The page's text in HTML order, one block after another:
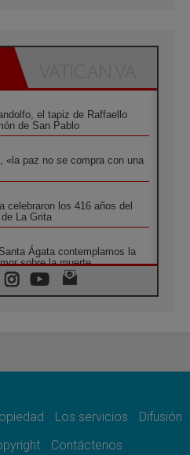
el tapiz de Raffaello
de San Pablo
«la paz no se compra con una
celebraron los 416 años del
La Grita
Ágata contemplamos la
sobre la muerte
el Santuario de la Madre
del cristiano"
Los servicios
Difusión
Contáctenos